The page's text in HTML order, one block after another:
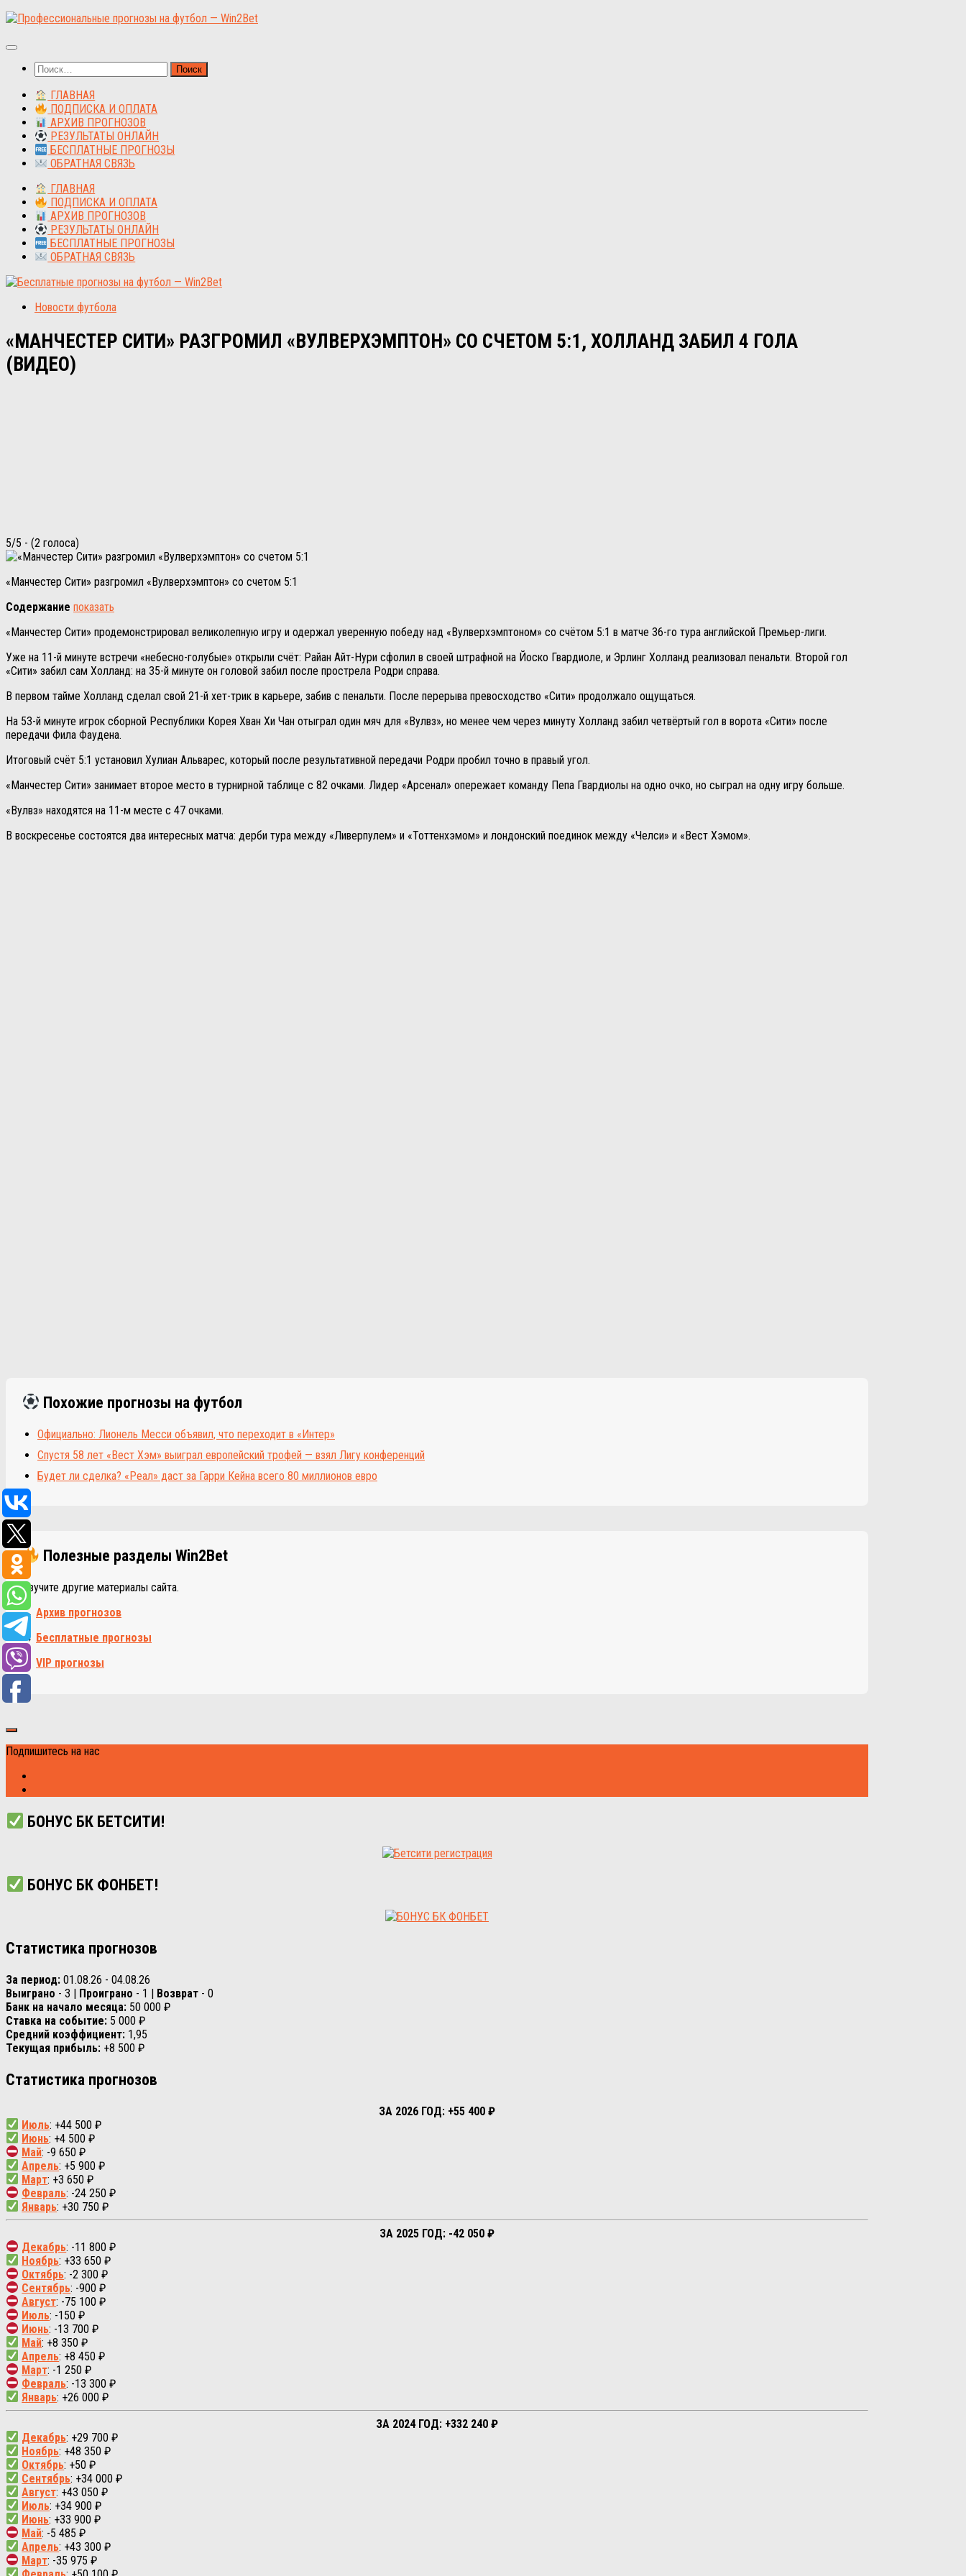
Перейти
содержимому
Найти:
ГЛАВНАЯ
ПОДПИСКА И ОПЛАТА
АРХИВ ПРОГНОЗОВ
РЕЗУЛЬТАТЫ ОНЛАЙН
БЕСПЛАТНЫЕ ПРОГНОЗЫ
ОБРАТНАЯ СВЯЗЬ
ГЛАВНАЯ
ПОДПИСКА И ОПЛАТА
АРХИВ ПРОГНОЗОВ
РЕЗУЛЬТАТЫ ОНЛАЙН
БЕСПЛАТНЫЕ ПРОГНОЗЫ
ОБРАТНАЯ СВЯЗЬ
Новости футбола
«МАНЧЕСТЕР СИТИ» РАЗГРОМИЛ «ВУЛВЕРХЭМПТОН» СО СЧЕТОМ 5:1, ХОЛЛАНД ЗАБИЛ 4 ГОЛА
(ВИДЕО)
5/5 - (2 голоса)
«Манчестер Сити» разгромил «Вулверхэмптон» со счетом 5:1
Содержание показать
«Манчестер Сити» продемонстрировал великолепную игру и одержал уверенную победу над «Вулверхэмптоном» со счётом 5:1 в матче 36-го тура английской Премьер-лиги.
Уже на 11-й минуте встречи «небесно-голубые» открыли счёт: Райан Айт-Нури сфолил в своей штрафной на Йоско Гвардиоле, и Эрлинг Холланд реализовал пенальти. Второй гол
«Сити» забил сам Холланд: на 35-й минуте он головой забил после прострела Родри справа.
В первом тайме Холланд сделал свой 21-й хет-трик в карьере, забив с пенальти. После перерыва превосходство «Сити» продолжало ощущаться.
На 53-й минуте игрок сборной Республики Корея Хван Хи Чан отыграл один мяч для «Вулвз», но менее чем через минуту Холланд забил четвёртый гол в ворота «Сити» после
передачи Фила Фаудена.
Итоговый счёт 5:1 установил Хулиан Альварес, который после результативной передачи Родри пробил точно в правый угол.
«Манчестер Сити» занимает второе место в турнирной таблице с 82 очками. Лидер «Арсенал» опережает команду Пепа Гвардиолы на одно очко, но сыграл на одну игру больше.
«Вулвз» находятся на 11-м месте с 47 очками.
В воскресенье состоятся два интересных матча: дерби тура между «Ливерпулем» и «Тоттенхэмом» и лондонский поединок между «Челси» и «Вест Хэмом».
Похожие прогнозы на футбол
Официально: Лионель Месси объявил, что переходит в «Интер»
Спустя 58 лет «Вест Хэм» выиграл европейский трофей — взял Лигу конференций
Будет ли сделка? «Реал» даст за Гарри Кейна всего 80 миллионов евро
Полезные разделы Win2Bet
Изучите другие материалы сайта.
→ Архив прогнозов
→ Бесплатные прогнозы
→ VIP прогнозы
Подпишитесь на нас
БОНУС БК БЕТСИТИ!
БОНУС БК ФОНБЕТ!
Статистика прогнозов
За период: 01.08.26 - 04.08.26
Выиграно - 3 | Проиграно - 1 | Возврат - 0
Банк на начало месяца: 50 000 ₽
Ставка на событие: 5 000 ₽
Средний коэффициент: 1,95
Текущая прибыль: +8 500 ₽
Статистика прогнозов
ЗА 2026 ГОД: +55 400 ₽
Июль: +44 500 ₽
Июнь: +4 500 ₽
Май: -9 650 ₽
Апрель: +5 900 ₽
Март: +3 650 ₽
Февраль: -24 250 ₽
Январь: +30 750 ₽
ЗА 2025 ГОД: -42 050 ₽
Декабрь: -11 800 ₽
Ноябрь: +33 650 ₽
Октябрь: -2 300 ₽
Сентябрь: -900 ₽
Август: -75 100 ₽
Июль: -150 ₽
Июнь: -13 700 ₽
Май: +8 350 ₽
Апрель: +8 450 ₽
Март: -1 250 ₽
Февраль: -13 300 ₽
Январь: +26 000 ₽
ЗА 2024 ГОД: +332 240 ₽
Декабрь: +29 700 ₽
Ноябрь: +48 350 ₽
Октябрь: +50 ₽
Сентябрь: +34 000 ₽
Август: +43 050 ₽
Июль: +34 900 ₽
Июнь: +33 900 ₽
Май: -5 485 ₽
Апрель: +43 300 ₽
Март: -35 975 ₽